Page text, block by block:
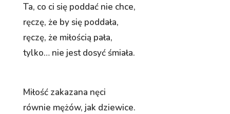
Ta, co ci się poddać nie chce,
ręczę, że by się poddała,
ręczę, że miłością pała,
tylko… nie jest dosyć śmiała.
Miłość zakazana nęci
równie mężów, jak dziewice.